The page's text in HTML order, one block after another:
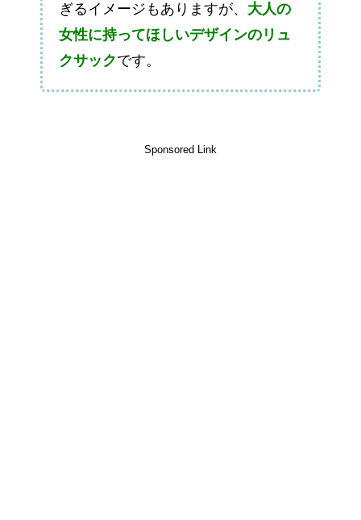
ぎるイメージもありますが、 大人の
女性に持ってほしいデザインのリュ
クサックです。
Sponsored Link